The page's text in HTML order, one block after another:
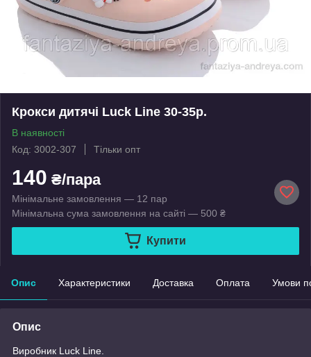
Крокси дитячі Luck Line 30-35р.
В наявності
Код: 3002-307
Тільки опт
140 ₴/пара
Мінімальне замовлення — 12 пар
Мінімальна сума замовлення на сайті — 500 ₴
Купити
Опис Характеристики Доставка Оплата Умови
Опис
Виробник Luck Line.